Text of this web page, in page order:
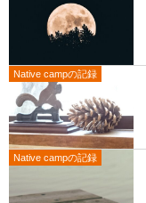
Native campの記録
Native campの記録